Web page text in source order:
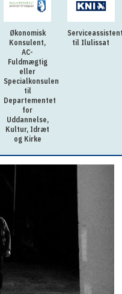
Økonomisk
Konsulent,
AC-
Fuldmægtig
eller
Specialkonsulent
til
Departementet
for
Uddannelse,
Kultur, Idræt
og Kirke
til Ilulissat